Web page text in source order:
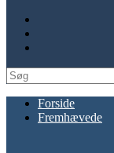
Forside
Fremhævede